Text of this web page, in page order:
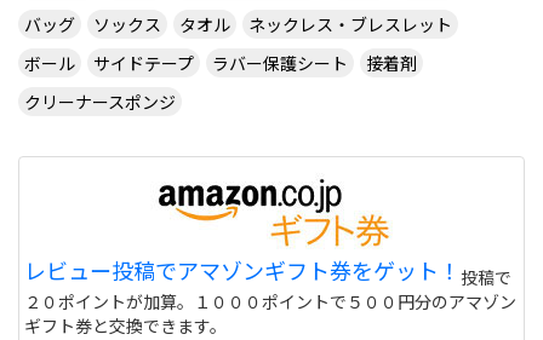
バッグ
ソックス タオル
ネックレス・ブレスレット
ボール
サイドテープ ラバー保護シート
接着剤
クリーナースポンジ
レビュー投稿でアマゾンギフト券をゲット！ 投稿で
２０ポイントが加算。１０００ポイントで５００円分のアマゾン
ギフト券と交換できます。